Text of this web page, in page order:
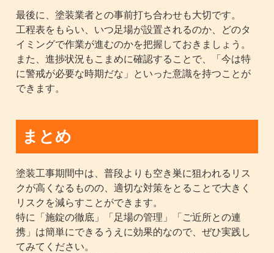
最後に、塗装業者との事前打ち合わせも大切です。
工程表をもらい、いつ足場が設置されるのか、どのタ
イミングで作業が進むのかを把握しておきましょう。
また、進捗状況もこまめに確認することで、「今は特
に警戒が必要な時期だな」といった意識を持つことが
できます。
まとめ
塗装工事期間中は、普段よりも空き巣に狙われるリス
クが高くなるものの、適切な対策をとることで大きく
リスクを減らすことができます。
特に「施錠の徹底」「足場の管理」「ご近所との連
携」は簡単にできるうえに効果的なので、ぜひ実践し
てみてください。